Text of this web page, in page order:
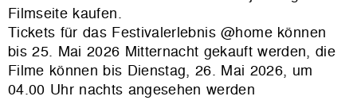
Filmseite kaufen.
Tickets für das Festivalerlebnis @home können
bis 25. Mai 2026 Mitternacht gekauft werden, die
Filme können bis Dienstag, 26. Mai 2026, um
04.00 Uhr nachts angesehen werden